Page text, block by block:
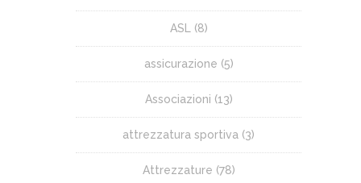
ASL (8)
assicurazione (5)
Associazioni (13)
attrezzatura sportiva (3)
Attrezzature (78)